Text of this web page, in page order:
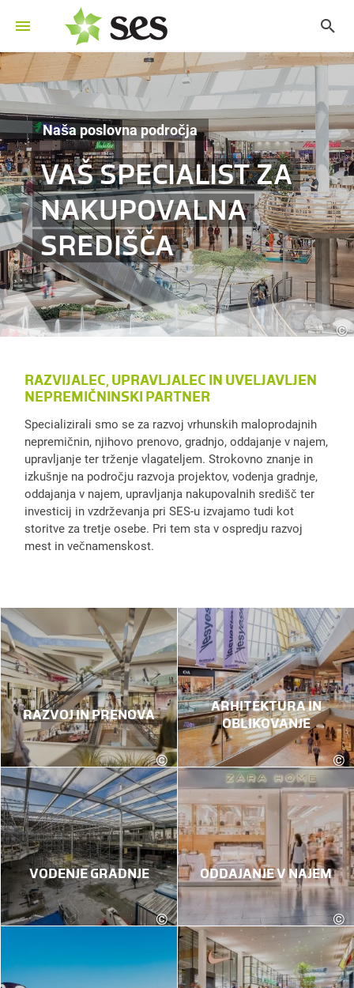
Naša poslovna področja
VAŠ SPECIALIST ZA
NAKUPOVALNA
SREDIŠČA
©
RAZVIJALEC, UPRAVLJALEC IN UVELJAVLJEN
NEPREMIČNINSKI PARTNER
Specializirali smo se za razvoj vrhunskih maloprodajnih
nepremičnin, njihovo prenovo, gradnjo, oddajanje v najem,
upravljanje ter trženje vlagateljem. Strokovno znanje in
izkušnje na področju razvoja projektov, vodenja gradnje,
oddajanja v najem, upravljanja nakupovalnih središč ter
investicij in vzdrževanja pri SES-u izvajamo tudi kot
storitve za tretje osebe. Pri tem sta v ospredju razvoj
mest in večnamenskost.
© kadawittfeldarchitektur
RAZVOJ IN PRENOVA
©
ARHITEKTURA IN
OBLIKOVANJE
© Karin Lohberger Photography
VODENJE GRADNJE
©
ODDAJANJE V NAJEM